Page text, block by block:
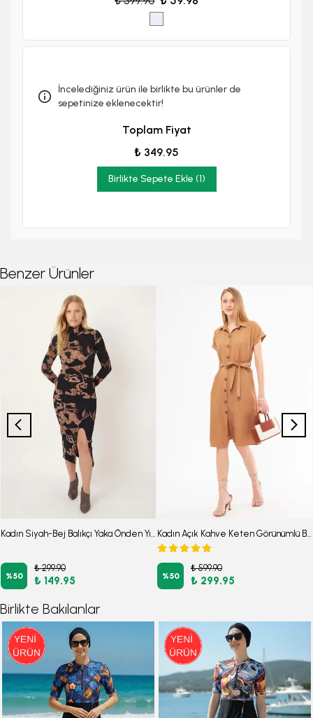
İncelediğiniz ürün ile birlikte bu ürünler de
sepetinize eklenecektir!
Toplam Fiyat
₺ 349.95
Birlikte Sepete Ekle (1)
Benzer Ürünler
%50
₺ 299.90
₺ 149.95 %50
₺ 599.90
₺ 299.95
Birlikte Bakılanlar